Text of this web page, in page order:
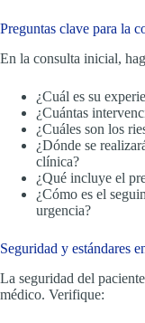
Preguntas clave para la
En la consulta inicial,
¿Cuál es su
¿Cuántas
¿Cuáles son los
¿Dónde se
clínica?
¿Qué incluye el
¿Cómo es el
urgencia?
Seguridad y estándares
La seguridad del
médico. Verifique: